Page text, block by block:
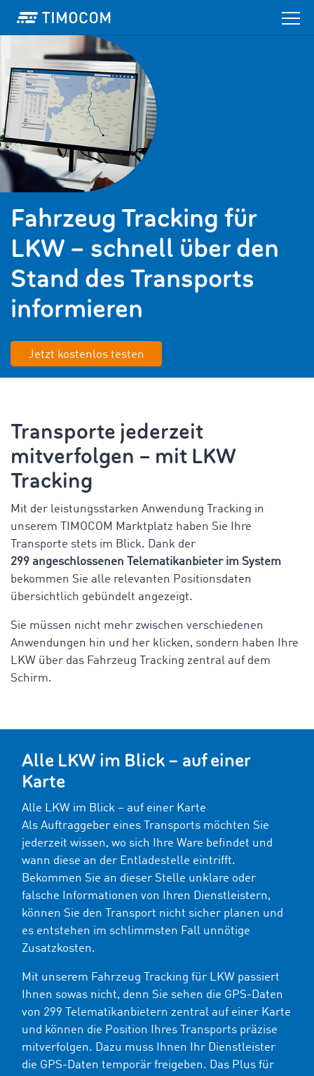
Fahrzeug Tracking für
LKW – schnell über den
Stand des Transports
informieren
Jetzt kostenlos testen
Transporte jederzeit
mitverfolgen – mit LKW
Tracking
Mit der leistungsstarken Anwendung Tracking in
unserem TIMOCOM Marktplatz haben Sie Ihre
Transporte stets im Blick. Dank der
299 angeschlossenen Telematikanbieter im System
bekommen Sie alle relevanten Positionsdaten
übersichtlich gebündelt angezeigt.
Sie müssen nicht mehr zwischen verschiedenen
Anwendungen hin und her klicken, sondern haben Ihre
LKW über das Fahrzeug Tracking zentral auf dem
Schirm.
Alle LKW im Blick – auf einer
Karte
Alle LKW im Blick – auf einer Karte
Als Auftraggeber eines Transports möchten Sie
jederzeit wissen, wo sich Ihre Ware befindet und
wann diese an der Entladestelle eintrifft.
Bekommen Sie an dieser Stelle unklare oder
falsche Informationen von Ihren Dienstleistern,
können Sie den Transport nicht sicher planen und
es entstehen im schlimmsten Fall unnötige
Zusatzkosten.
Mit unserem Fahrzeug Tracking für LKW passiert
Ihnen sowas nicht, denn Sie sehen die GPS-Daten
von 299 Telematikanbietern zentral auf einer Karte
und können die Position Ihres Transports präzise
mitverfolgen. Dazu muss Ihnen Ihr Dienstleister
die GPS-Daten temporär freigeben. Das Plus für